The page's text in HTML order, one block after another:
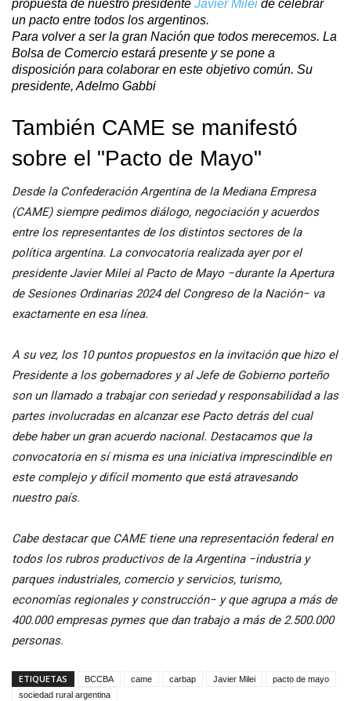
propuesta de nuestro presidente Javier Milei de celebrar
un pacto entre todos los argentinos.
Para volver a ser la gran Nación que todos merecemos. La
Bolsa de Comercio estará presente y se pone a
disposición para colaborar en este objetivo común. Su
presidente, Adelmo Gabbi
También CAME se manifestó
sobre el "Pacto de Mayo"
Desde la Confederación Argentina de la Mediana Empresa
(CAME) siempre pedimos diálogo, negociación y acuerdos
entre los representantes de los distintos sectores de la
política argentina. La convocatoria realizada ayer por el
presidente Javier Milei al Pacto de Mayo −durante la Apertura
de Sesiones Ordinarias 2024 del Congreso de la Nación− va
exactamente en esa línea.
A su vez, los 10 puntos propuestos en la invitación que hizo el
Presidente a los gobernadores y al Jefe de Gobierno porteño
son un llamado a trabajar con seriedad y responsabilidad a las
partes involucradas en alcanzar ese Pacto detrás del cual
debe haber un gran acuerdo nacional. Destacamos que la
convocatoria en sí misma es una iniciativa imprescindible en
este complejo y difícil momento que está atravesando
nuestro país.
Cabe destacar que CAMEtiene una representación federal en
todos los rubros productivos de la Argentina −industria y
parques industriales, comercio y servicios, turismo,
economías regionales y construcción− y que agrupa a más de
400.000 empresas pymes que dan trabajo a más de 2.500.000
personas.
ETIQUETAS BCCBA came carbap Javier Milei
pacto de mayo
sociedad rural argentina